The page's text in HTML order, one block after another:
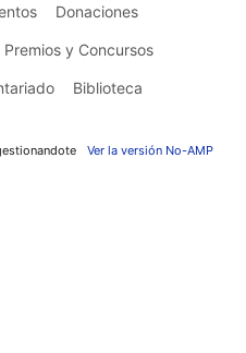
Donaciones
Premios y Concursos
Biblioteca
Ver la versión No-AMP